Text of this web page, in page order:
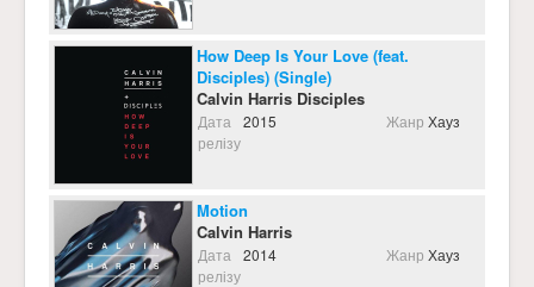
How Deep Is Your Love (feat.
Disciples) (Single)
Calvin Harris Disciples
Дата
релізу
2015 Жанр Хауз
Motion
Calvin Harris
Дата
релізу
2014 Жанр Хауз